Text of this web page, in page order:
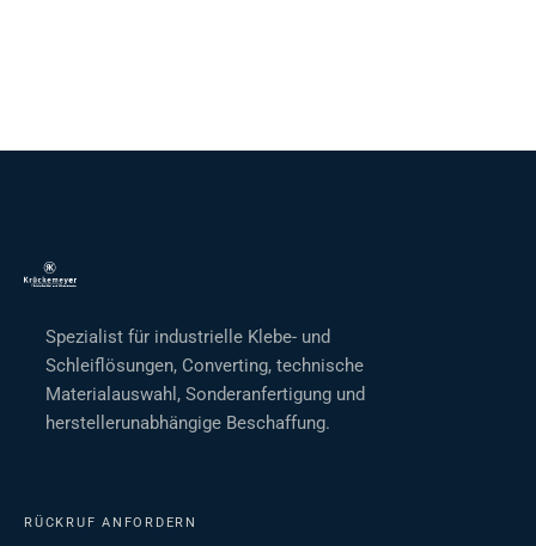
Spezialist für industrielle Klebe- und
Schleiflösungen, Converting, technische
Materialauswahl, Sonderanfertigung und
herstellerunabhängige Beschaffung.
RÜCKRUF ANFORDERN